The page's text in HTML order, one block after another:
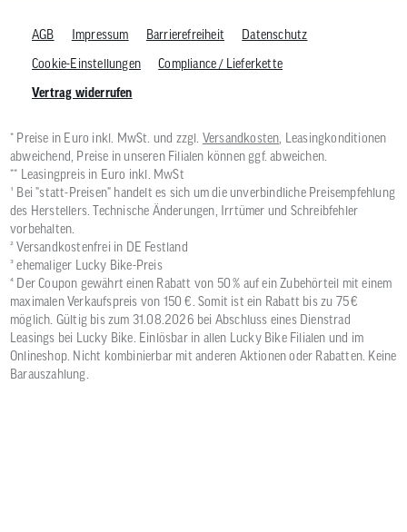
AGB Impressum Barrierefreiheit
Datenschutz
Cookie-Einstellungen
Compliance / Lieferkette
Vertrag widerrufen
* Preise in Euro inkl. MwSt. und zzgl. Versandkosten , Leasingkonditionen
abweichend, Preise in unseren Filialen können ggf. abweichen.
** Leasingpreis in Euro inkl. MwSt
¹ Bei "statt-Preisen" handelt es sich um die unverbindliche Preisempfehlung
des Herstellers. Technische Änderungen, Irrtümer und Schreibfehler
vorbehalten.
² Versandkostenfrei in DE Festland
³ ehemaliger Lucky Bike-Preis
⁴ Der Coupon gewährt einen Rabatt von 50 % auf ein Zubehörteil mit einem
maximalen Verkaufspreis von 150 €. Somit ist ein Rabatt bis zu 75 €
möglich. Gültig bis zum 31.08.2026 bei Abschluss eines Dienstrad
Leasings bei Lucky Bike. Einlösbar in allen Lucky Bike Filialen und im
Onlineshop. Nicht kombinierbar mit anderen Aktionen oder Rabatten. Keine
Barauszahlung.